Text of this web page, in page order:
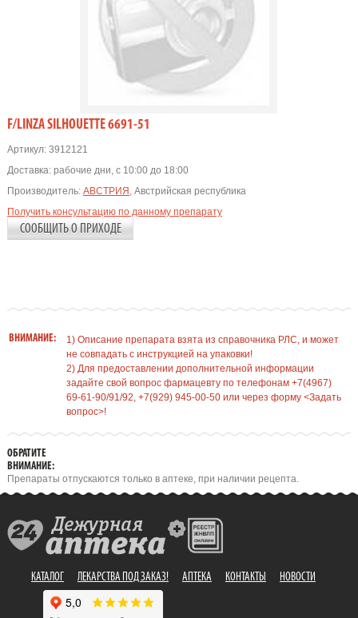
F/LINZA SILHOUETTE 6691-51
Артикул:3912121
Доставка: рабочие дни, с 10:00 до 18:00
Производитель: АВСТРИЯ , Австрийская республика
Получить консультацию по данному препарату
СООБЩИТЬ О ПРИХОДЕ
ВНИМАНИЕ:
1) Описание препарата взята из справочника РЛС, и может
не совпадать с инструкцией на упаковки!
2) Для предоставлении дополнительной информации
задайте свой вопрос фармацевту по телефонам +7(4967)
69-61-90/91/92, +7(929) 945-00-50 или через форму <Задать
вопрос>!
ОБРАТИТЕ
ВНИМАНИЕ:
Препараты отпускаются только в аптеке, при наличии рецепта.
КАТАЛОГ ЛЕКАРСТВА ПОД ЗАКАЗ! АПТЕКА КОНТАКТЫ НОВОСТИ